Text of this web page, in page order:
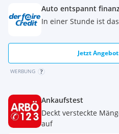
Auto entspannt
In einer Stunde ist
Jetzt
WERBUNG
Ankaufstest
Deckt versteckte
auf